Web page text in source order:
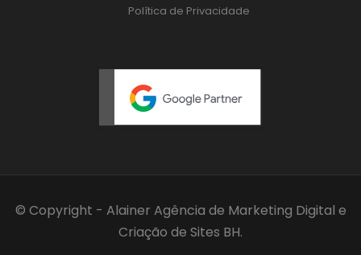
Política de Privacidade
© Copyright - Alainer Agência de Marketing Digital e
Criação de Sites BH.